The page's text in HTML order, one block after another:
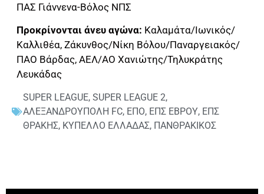
ΠΑΣ Γιάννενα-Βόλος ΝΠΣ
Προκρίνονται άνευ αγώνα: Καλαμάτα/Ιωνικός/
Καλλιθέα, Ζάκυνθος/Νίκη Βόλου/Παναργειακός/
ΠΑΟ Βάρδας, ΑΕΛ/ΑΟ Χανιώτης/Τηλυκράτης
Λευκάδας
SUPER LEAGUE, SUPER LEAGUE 2,
ΑΛΕΞΑΝΔΡΟΥΠΟΛΗ FC, ΕΠΟ, ΕΠΣ ΕΒΡΟΥ, ΕΠΣ
ΘΡΑΚΗΣ, ΚΥΠΕΛΛΟ ΕΛΛΑΔΑΣ, ΠΑΝΘΡΑΚΙΚΟΣ